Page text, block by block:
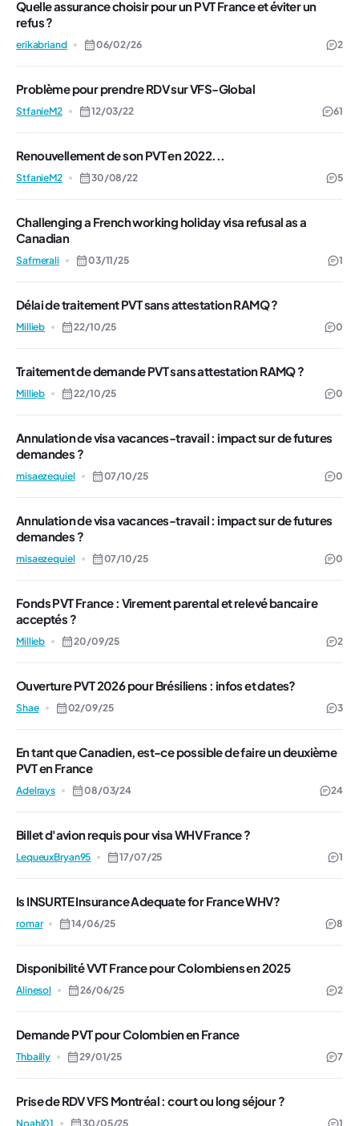
Quelle assurance choisir pour un PVT France et éviter un
refus ?
erikabriand 06/02/26 2
Problème pour prendre RDV sur VFS-Global
StfanieM2 12/03/22 61
Renouvellement de son PVT en 2022...
StfanieM2 30/08/22 5
Challenging a French working holiday visa refusal as a
Canadian
Safmerali 03/11/25 1
Délai de traitement PVT sans attestation RAMQ ?
Millieb 22/10/25 0
Traitement de demande PVT sans attestation RAMQ ?
Millieb 22/10/25 0
Annulation de visa vacances-travail : impact sur de futures
demandes ?
misaezequiel 07/10/25 0
Annulation de visa vacances-travail : impact sur de futures
demandes ?
misaezequiel 07/10/25 0
Fonds PVT France : Virement parental et relevé bancaire
acceptés ?
Millieb 20/09/25 2
Ouverture PVT 2026 pour Brésiliens : infos et dates?
Shae 02/09/25 3
En tant que Canadien, est-ce possible de faire un deuxième
PVT en France
Adelrays 08/03/24 24
Billet d'avion requis pour visa WHV France ?
LequeuxBryan95 17/07/25 1
Is INSURTE Insurance Adequate for France WHV?
romar 14/06/25 8
Disponibilité VVT France pour Colombiens en 2025
Alinesol 26/06/25 2
Demande PVT pour Colombien en France
Thbailly 29/01/25 7
Prise de RDV VFS Montréal : court ou long séjour ?
Noahl01 30/05/25 1